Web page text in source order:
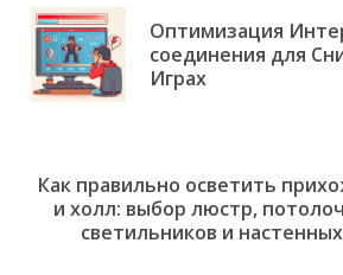
еще
Оптимизация
соединения для
Играх
Next
Как правильно осветить
и холл: выбор люстр,
светильников и